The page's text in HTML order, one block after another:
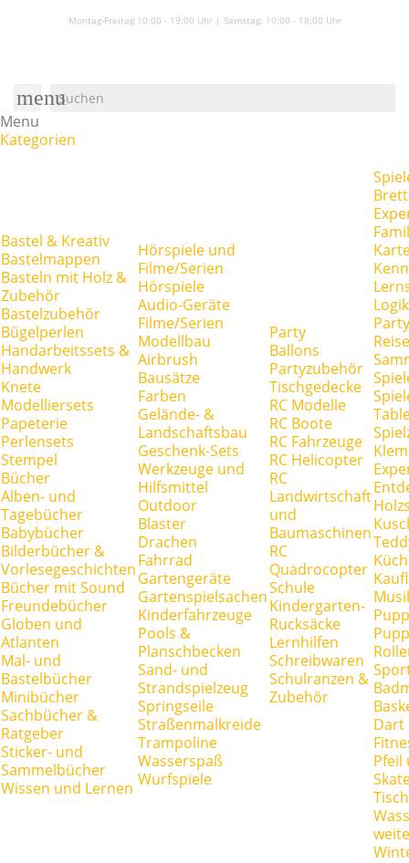
Montag-Freitag 10:00 - 19:00 Uhr | Samstag: 10:00 - 18:00 Uhr
menu
Menu
Kategorien
Bastel & Kreativ
Bastelmappen
Basteln mit Holz &
Zubehör
Bastelzubehör
Bügelperlen
Handarbeitssets &
Handwerk
Knete
Modelliersets
Papeterie
Perlensets
Stempel
Bücher
Alben- und
Tagebücher
Babybücher
Bilderbücher &
Vorlesegeschichten
Bücher mit Sound
Freundebücher
Globen und
Atlanten
Mal- und
Bastelbücher
Minibücher
Sachbücher &
Ratgeber
Sticker- und
Sammelbücher
Wissen und Lernen
Hörspiele und
Filme/Serien
Hörspiele
Audio-Geräte
Filme/Serien
Modellbau
Airbrush
Bausätze
Farben
Gelände- &
Landschaftsbau
Geschenk-Sets
Werkzeuge und
Hilfsmittel
Outdoor
Blaster
Drachen
Fahrrad
Gartengeräte
Gartenspielsachen
Kinderfahrzeuge
Pools &
Planschbecken
Sand- und
Strandspielzeug
Springseile
Straßenmalkreide
Trampoline
Wasserspaß
Wurfspiele
Party
Ballons
Partyzubehör
Tischgedecke
RC Modelle
RC Boote
RC Fahrzeuge
RC Helicopter
RC
Landwirtschaft
und
Baumaschinen
RC
Quadrocopter
Schule
Kindergarten-
Rucksäcke
Lernhilfen
Schreibwaren
Schulranzen &
Zubehör
Dart
Pfeil